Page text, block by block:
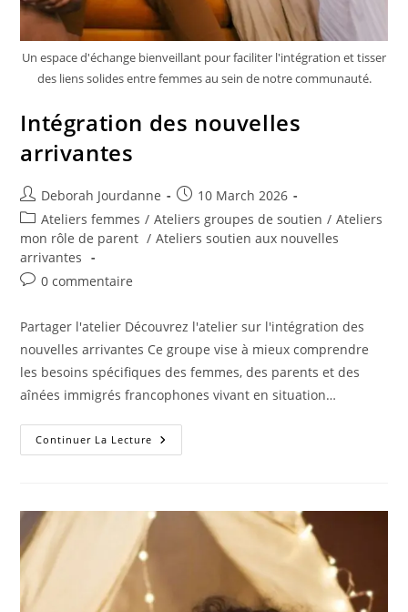
Un espace d'échange bienveillant pour faciliter l'intégration et tisser
des liens solides entre femmes au sein de notre communauté.
Intégration des nouvelles
arrivantes
Deborah Jourdanne
10 March 2026
Ateliers femmes / Ateliers groupes de soutien / Ateliers
mon rôle de parent / Ateliers soutien aux nouvelles
arrivantes
0 commentaire
Partager l'atelier Découvrez l'atelier sur l'intégration des
nouvelles arrivantes Ce groupe vise à mieux comprendre
les besoins spécifiques des femmes, des parents et des
aînées immigrés francophones vivant en situation…
Continuer La Lecture